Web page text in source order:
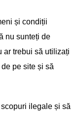
și condiții
nu sunteți de
ar trebui să utilizați
pe site și să
ilegale și să